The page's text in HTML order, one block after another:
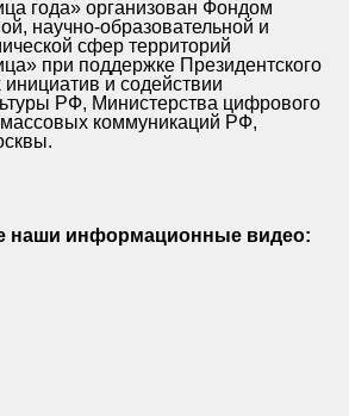
года» организован Фондом
научно-образовательной и
сфер территорий
при поддержке Президентского
и содействии
РФ, Министерства цифрового
массовых коммуникаций РФ,
наши информационные видео: